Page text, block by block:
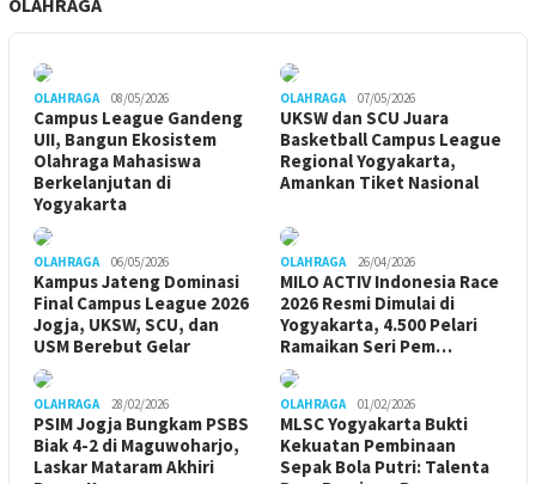
OLAHRAGA
OLAHRAGA 08/05/2026
Campus League Gandeng
UII, Bangun Ekosistem
Olahraga Mahasiswa
Berkelanjutan di
Yogyakarta
OLAHRAGA 07/05/2026
UKSW dan SCU Juara
Basketball Campus League
Regional Yogyakarta,
Amankan Tiket Nasional
OLAHRAGA 06/05/2026
Kampus Jateng Dominasi
Final Campus League 2026
Jogja, UKSW, SCU, dan
USM Berebut Gelar
OLAHRAGA 26/04/2026
MILO ACTIV Indonesia Race
2026 Resmi Dimulai di
Yogyakarta, 4.500 Pelari
Ramaikan Seri Pem…
OLAHRAGA 28/02/2026
PSIM Jogja Bungkam PSBS
Biak 4-2 di Maguwoharjo,
Laskar Mataram Akhiri
OLAHRAGA 01/02/2026
MLSC Yogyakarta Bukti
Kekuatan Pembinaan
Sepak Bola Putri: Talenta